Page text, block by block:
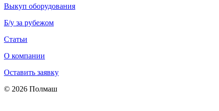
Выкуп оборудования
Б/у за рубежом
Статьи
О компании
Оставить заявку
© 2026 Полмаш